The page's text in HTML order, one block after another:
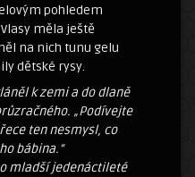
pohledem
měla ještě
na nich tunu gelu
dětské rysy.
k zemi a do dlaně
„Podívejte
ten nesmysl, co
bábina.“
mladší jedenáctileté